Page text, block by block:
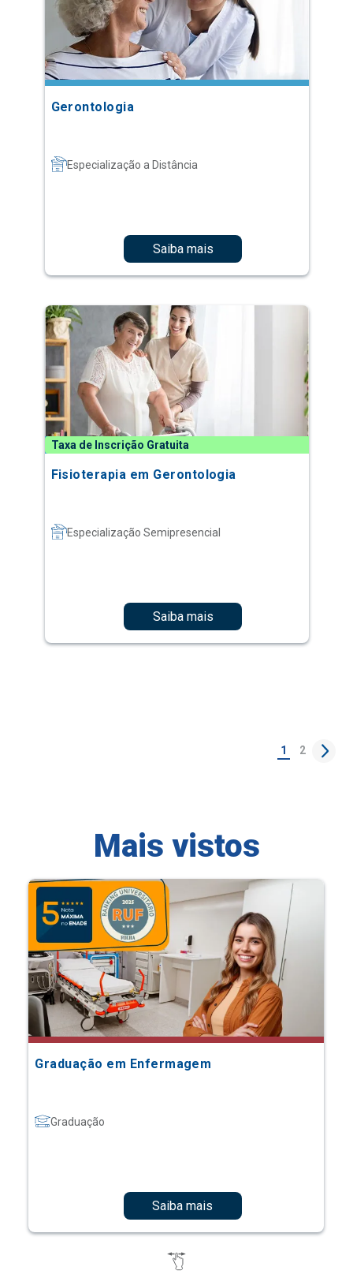
Gerontologia
Especialização a Distância
Saiba mais
Taxa de Inscrição Gratuita
Fisioterapia em Gerontologia
Especialização Semipresencial
Saiba mais
1 2
Mais vistos
Graduação em Enfermagem
Graduação
Saiba mais